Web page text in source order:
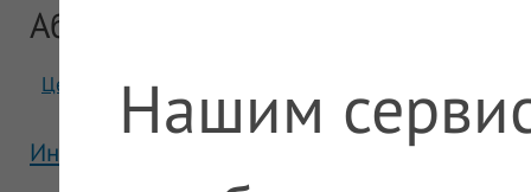
Абактерил-Гель
Цены Отзывы
Инструкция Абактерил-Гель
Нашим